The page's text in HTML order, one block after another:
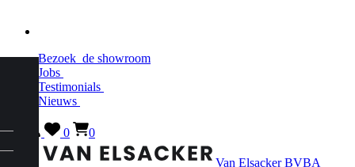
Bezoek de showroom
Jobs
Testimonials
Nieuws
0 0
Van Elsacker BVBA